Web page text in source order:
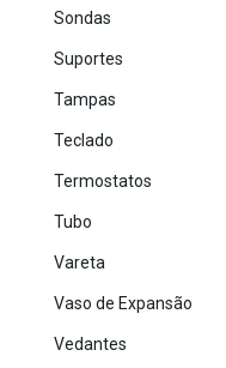
Sondas
Suportes
Tampas
Teclado
Termostatos
Tubo
Vareta
Vaso de Expansão
Vedantes